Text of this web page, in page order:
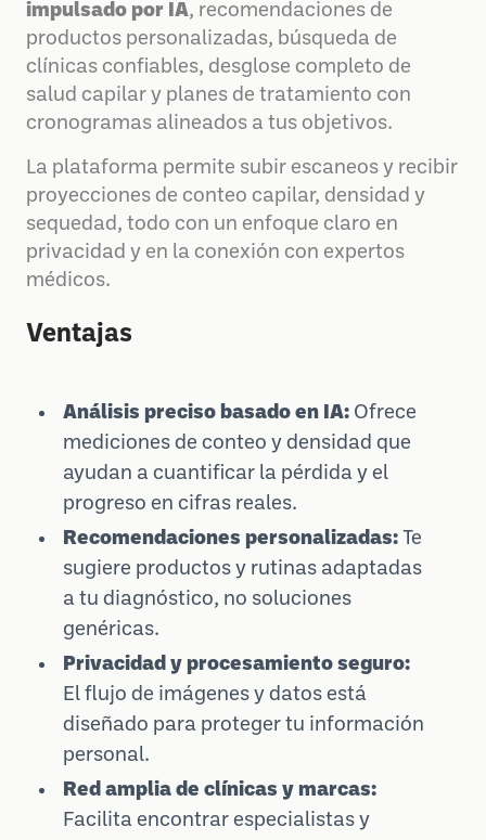
impulsado por IA, recomendaciones de
productos personalizadas, búsqueda de
clínicas confiables, desglose completo de
salud capilar y planes de tratamiento con
cronogramas alineados a tus objetivos.
La plataforma permite subir escaneos y recibir
proyecciones de conteo capilar, densidad y
sequedad, todo con un enfoque claro en
privacidad y en la conexión con expertos
médicos.
Ventajas
Análisis preciso basado en IA: Ofrece
mediciones de conteo y densidad que
ayudan a cuantificar la pérdida y el
progreso en cifras reales.
Recomendaciones personalizadas: Te
sugiere productos y rutinas adaptadas
a tu diagnóstico, no soluciones
genéricas.
Privacidad y procesamiento seguro:
El flujo de imágenes y datos está
diseñado para proteger tu información
personal.
Red amplia de clínicas y marcas:
Facilita encontrar especialistas y